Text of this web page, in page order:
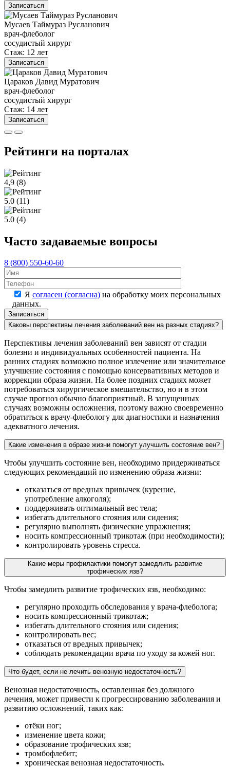
Записаться
Мусаев Таймураз Русланович
врач-флеболог
сосудистый хирург
Стаж: 12 лет
Записаться
Цараков Давид Муратович
врач-флеболог
сосудистый хирург
Стаж: 14 лет
Записаться
Рейтинги на порталах
4,9 (8)
5.0 (11)
5.0 (4)
Часто задаваемые вопросы
8 (800) 550-60-60
Я согласен (согласна) на обработку моих персональных
данных.
Каковы перспективы лечения заболеваний вен на разных стадиях?
Перспективы лечения заболеваний вен зависят от стадии
болезни и индивидуальных особенностей пациента. На
ранних стадиях возможно полное излечение или значительное
улучшение состояния с помощью консервативных методов и
коррекции образа жизни. На более поздних стадиях может
потребоваться хирургическое вмешательство, но и в этом
случае прогноз обычно благоприятный. В запущенных
случаях возможны осложнения, поэтому важно своевременно
обратиться к врачу-флебологу для диагностики и назначения
адекватного лечения.
Какие изменения в образе жизни помогут улучшить состояние вен?
Чтобы улучшить состояние вен, необходимо придерживаться
следующих рекомендаций по изменению образа жизни:
отказаться от вредных привычек (курение,
употребление алкоголя);
поддерживать оптимальный вес тела;
избегать длительного стояния или сидения;
регулярно выполнять физические упражнения;
носить компрессионный трикотаж (при необходимости);
контролировать уровень стресса.
Какие меры профилактики помогут замедлить развитие
трофических язв?
Чтобы замедлить развитие трофических язв, необходимо:
регулярно проходить обследования у врача-флеболога;
носить компрессионный трикотаж;
избегать длительного стояния или сидения;
контролировать вес;
отказаться от вредных привычек;
соблюдать рекомендации врача по уходу за кожей ног.
Что будет, если не лечить венозную недостаточность?
Венозная недостаточность, оставленная без должного
лечения, может привести к прогрессированию заболевания и
развитию осложнений, таких как:
отёки ног;
изменение цвета кожи;
образование трофических язв;
тромбофлебит;
хроническая венозная недостаточность.